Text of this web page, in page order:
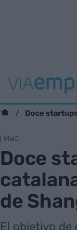
Doce
MWC
Doce
de
El objetivo de